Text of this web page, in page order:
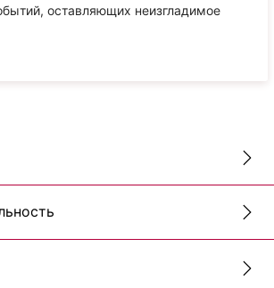
оставляющих неизгладимое